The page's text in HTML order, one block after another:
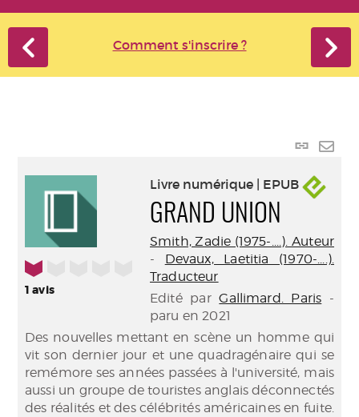
Comment s'inscrire ?
Lien
1/5
1avis
Livre numérique | EPUB
GRAND UNION
Smith, Zadie (1975-....). Auteur
- Devaux, Laetitia (1970-....).
Traducteur
Edité parGallimard. Paris -
paru en 2021
Des nouvelles mettant en scène un homme qui
vit son dernier jour et une quadragénaire qui se
remémore ses années passées à l'université, mais
aussi un groupe de touristes anglais déconnectés
des réalités et des célébrités américaines en fuite.